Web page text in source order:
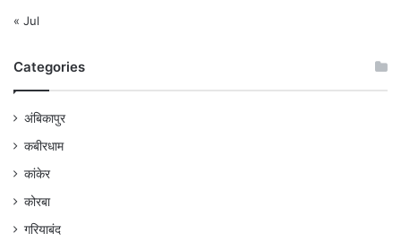
« Jul
Categories
अंबिकापुर
कबीरधाम
कांकेर
कोरबा
गरियाबंद